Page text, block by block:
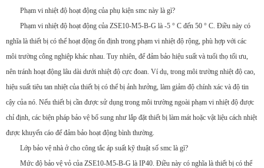
Phạm vi nhiệt độ hoạt động của phụ kiện smc này là gì?
Phạm vi nhiệt độ hoạt động của ZSE10-M5-B-G là -5 ° C đến 50 ° C. Điều này có
nghĩa là thiết bị có thể hoạt động ổn định trong phạm vi nhiệt độ rộng, phù hợp với các
môi trường công nghiệp khác nhau. Tuy nhiên, để đảm bảo hiệu suất và tuổi thọ tối ưu,
nên tránh hoạt động lâu dài dưới nhiệt độ cực đoan. Ví dụ, trong môi trường nhiệt độ cao,
hiệu suất tiêu tan nhiệt của thiết bị có thể bị ảnh hưởng, làm giảm độ chính xác và độ tin
cậy của nó. Nếu thiết bị cần được sử dụng trong môi trường ngoài phạm vi nhiệt độ được
chỉ định, các biện pháp bảo vệ bổ sung như lắp đặt thiết bị làm mát hoặc vật liệu cách nhiệt
được khuyến cáo để đảm bảo hoạt động bình thường.
Lớp bảo vệ nhà ở cho công tắc áp suất kỹ thuật số smc là gì?
Mức độ bảo vệ vỏ của ZSE10-M5-B-G là IP40. Điều này có nghĩa là thiết bị có thể